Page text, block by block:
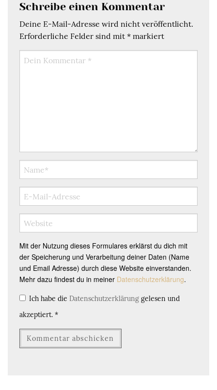
Schreibe einen Kommentar
Deine E-Mail-Adresse wird nicht veröffentlicht.
Erforderliche Felder sind mit * markiert
Mit der Nutzung dieses Formulares erklärst du dich mit
der Speicherung und Verarbeitung deiner Daten (Name
und Email Adresse) durch diese Website einverstanden.
Mehr dazu findest du in meiner Datenschutzerklärung.
Ich habe die Datenschutzerklärung gelesen und
akzeptiert. *